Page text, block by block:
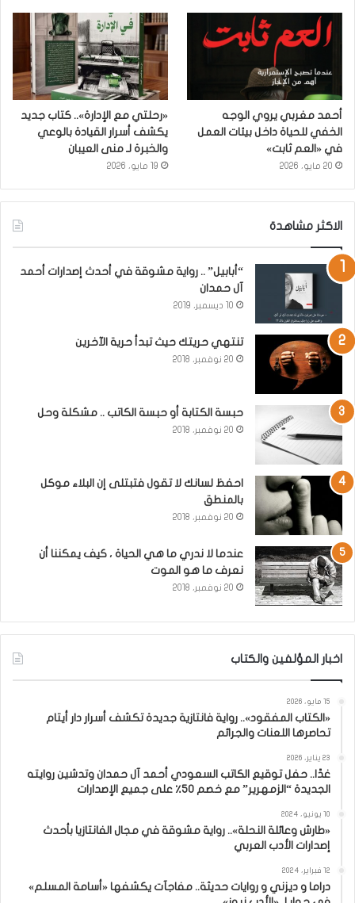
أحمد مغربي يروي الوجه
الخفي للحياة داخل بيئات العمل
في «العم ثابت»
20 مايو، 2026
«رحلتي مع الإدارة».. كتاب جديد
يكشف أسرار القيادة بالوعي
والخبرة لـ منى العيبان
19 مايو، 2026
الاكثر مشاهدة
“أبابيل” .. رواية مشوقة في أحدث إصدارات أحمد
آل حمدان
10 ديسمبر، 2019
تنتهي حريتك حيث تبدأ حرية الآخرين
20 نوفمبر، 2018
حبسة الكتابة أو حبسة الكاتب .. مشكلة وحل
20 نوفمبر، 2018
احفظ لسانك لا تقول فتبتلى إن البلاء موكل
بالمنطق
20 نوفمبر، 2018
عندما لا ندري ما هي الحياة ، كيف يمكننا أن
نعرف ما هو الموت
20 نوفمبر، 2018
اخبار المؤلفين والكتاب
15 مايو، 2026
«الكتاب المفقود».. رواية فانتازية جديدة تكشف أسرار دار أيتام
تحاصرها اللعنات والجرائم
23 يناير، 2026
غدًا.. حفل توقيع الكاتب السعودي أحمد آل حمدان وتدشين روايته
الجديدة “الزمهرير” مع خصم 50٪ على جميع الإصدارات
10 يونيو، 2024
«طارش وعائلة النحلة».. رواية مشوقة في مجال الفانتازيا بأحدث
إصدارات الأدب العربي
12 فبراير، 2024
دراما و ديزني و روايات حديثة.. مفاجآت يكشفها «أسامة المسلم»